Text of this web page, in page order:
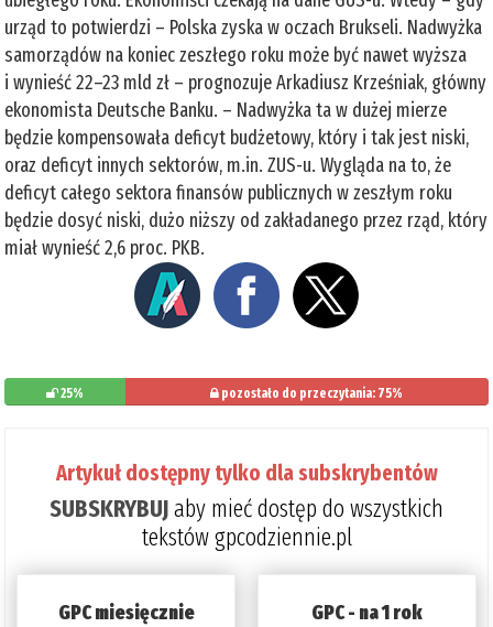
urząd to potwierdzi – Polska zyska w oczach Brukseli. Nadwyżka
samorządów na koniec zeszłego roku może być nawet wyższa
i wynieść 22–23 mld zł – prognozuje Arkadiusz Krześniak, główny
ekonomista Deutsche Banku. – Nadwyżka ta w dużej mierze
będzie kompensowała deficyt budżetowy, który i tak jest niski,
oraz deficyt innych sektorów, m.in. ZUS-u. Wygląda na to, że
deficyt całego sektora finansów publicznych w zeszłym roku
będzie dosyć niski, dużo niższy od zakładanego przez rząd, który
miał wynieść 2,6 proc. PKB.
25% pozostało do przeczytania: 75%
Artykuł dostępny tylko dla subskrybentów
SUBSKRYBUJaby mieć dostęp do wszystkich
tekstów gpcodziennie.pl
GPC miesięcznie GPC - na 1 rok